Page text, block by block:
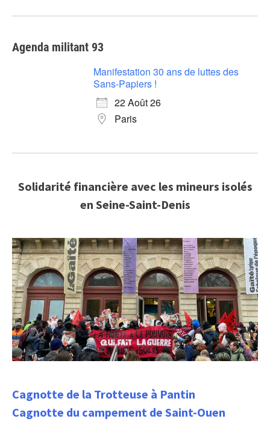
Agenda militant 93
Manifestation 30 ans de luttes des
Sans-Papiers !
22 Août 26
Paris
Solidarité financière avec les mineurs isolés
en Seine-Saint-Denis
Cagnotte de la Trotteuse à Pantin
Cagnotte du campement de Saint-Ouen